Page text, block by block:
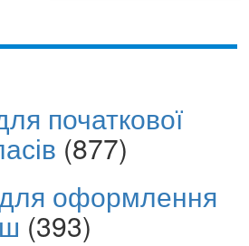
початкової
(877)
оформлення
(393)